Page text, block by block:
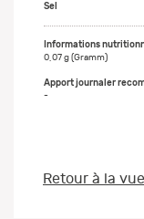
Sel
0,07 g (Gramm)
-
Retour à la